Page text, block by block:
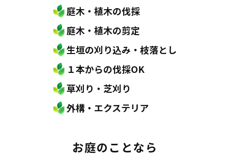
庭木・植木の伐採
庭木・植木の剪定
生垣の刈り込み・枝落とし
１本からの伐採OK
草刈り・芝刈り
外構・エクステリア
お庭のことなら